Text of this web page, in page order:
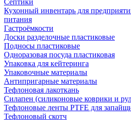
Септики
Кухонный инвентарь для
питания
Гастроёмкости
Доски разделочные пластиковые
Подносы пластиковые
Одноразовая посуда пластиковая
Упаковка для кейтеринга
Упаковочные материалы
Антипригарные материалы
Тефлоновая лакоткань
Силапен (силиконовые коврики и
Тефлоновые ленты PTFE для
Тефлоновый скотч